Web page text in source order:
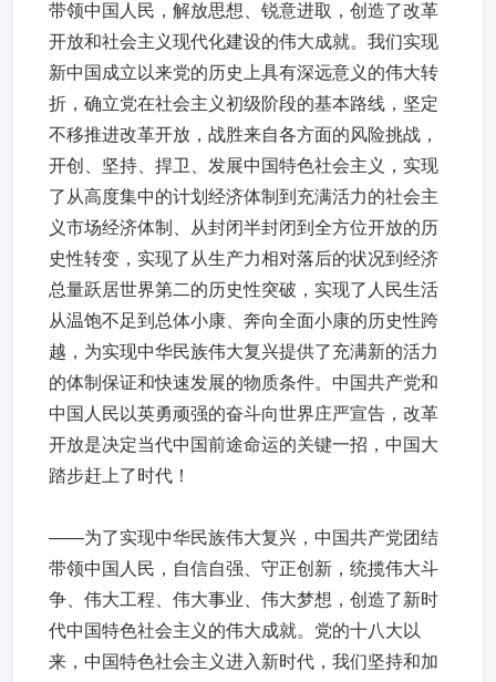
带领中国人民，解放思想、锐意进取，创造了改革
开放和社会主义现代化建设的伟大成就。我们实现
新中国成立以来党的历史上具有深远意义的伟大转
折，确立党在社会主义初级阶段的基本路线，坚定
不移推进改革开放，战胜来自各方面的风险挑战，
开创、坚持、捍卫、发展中国特色社会主义，实现
了从高度集中的计划经济体制到充满活力的社会主
义市场经济体制、从封闭半封闭到全方位开放的历
史性转变，实现了从生产力相对落后的状况到经济
总量跃居世界第二的历史性突破，实现了人民生活
从温饱不足到总体小康、奔向全面小康的历史性跨
越，为实现中华民族伟大复兴提供了充满新的活力
的体制保证和快速发展的物质条件。中国共产党和
中国人民以英勇顽强的奋斗向世界庄严宣告，改革
开放是决定当代中国前途命运的关键一招，中国大
踏步赶上了时代！
——为了实现中华民族伟大复兴，中国共产党团结
带领中国人民，自信自强、守正创新，统揽伟大斗
争、伟大工程、伟大事业、伟大梦想，创造了新时
代中国特色社会主义的伟大成就。党的十八大以
来，中国特色社会主义进入新时代，我们坚持和加